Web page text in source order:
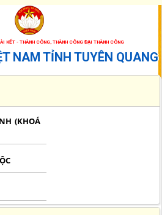
KẾT - THÀNH CÔNG, THÀNH CÔNG ĐẠI THÀNH CÔNG
NAM TỈNH TUYÊN QUANG
(KHOÁ